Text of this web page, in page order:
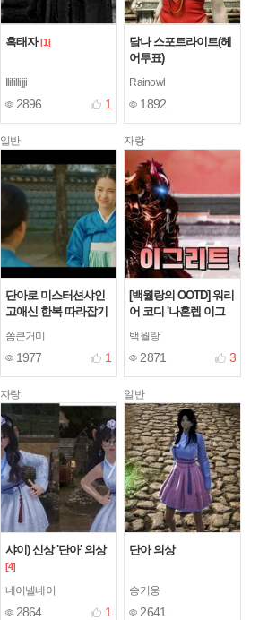
흑태자 [1]
Ililillijji
2896 1
닼나 스포트라이트(헤
어투표)
Rainowl
1892
일반
단아로 미스터션샤인
고애신 한복 따라잡기
쫌큰거미
1977 1
자랑
[백월랑의 OOTD] 워리
어 코디 '나혼렙 이그
[1]
백월랑
2871 3
자랑
샤이) 신상 '단아' 의상
[4]
네이넬네이
2864 1
일반
단아 의상
송기웅
2641